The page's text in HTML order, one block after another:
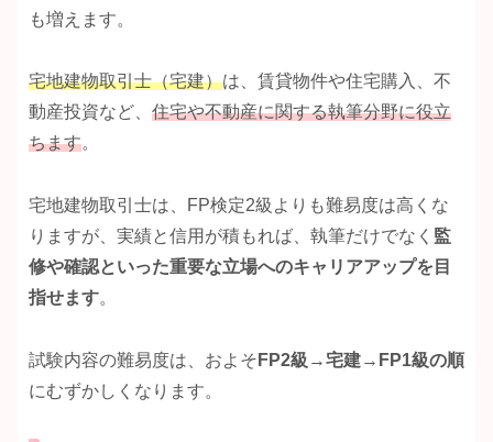
も増えます。
宅地建物取引士（宅建）は、賃貸物件や住宅購入、不
動産投資など、 住宅や不動産に関する執筆分野に役立
ちます。
宅地建物取引士は、FP検定2級よりも難易度は高くな
りますが、実績と信用が積もれば、執筆だけでなく 監
修や確認といった重要な立場へのキャリアアップを目
指せます。
試験内容の難易度は、およそ FP2級 →宅建→ FP1級の順
にむずかしくなります。